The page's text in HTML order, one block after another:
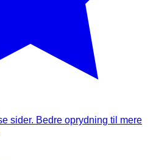
sider. Bedre oprydning til mere